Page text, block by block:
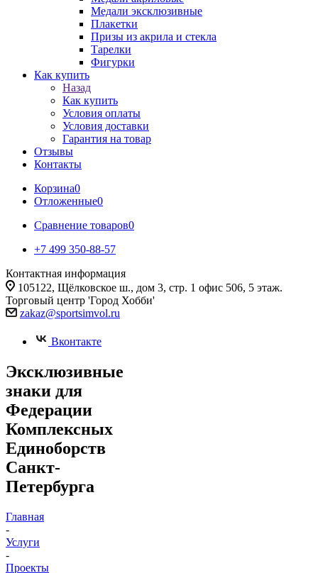
Медали эксклюзивные
Плакетки
Призы из акрила и стекла
Тарелки
Фигурки
Как купить
Назад
Как купить
Условия оплаты
Условия доставки
Гарантия на товар
Отзывы
Контакты
Корзина0
Отложенные0
Сравнение товаров0
+7 499 350-88-57
Контактная информация
105122, Щёлковское ш., дом 3, стр. 1 офис 506, 5 этаж.
Торговый центр 'Город Хобби'
zakaz@sportsimvol.ru
Вконтакте
Эксклюзивные
знаки для
Федерации
Комплексных
Единоборств
Санкт-
Петербурга
Главная
-
Услуги
-
Проекты